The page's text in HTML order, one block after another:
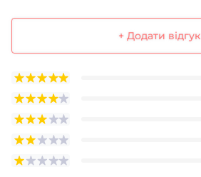
+ Додати відгук